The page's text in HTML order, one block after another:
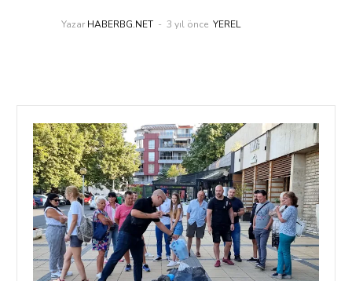
Yazar HABERBG.NET 3 yıl önce YEREL